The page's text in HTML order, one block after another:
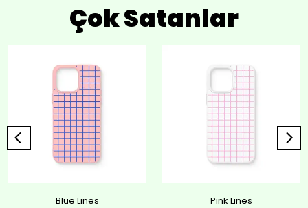
Çok Satanlar
Blue Lines Pink Lines